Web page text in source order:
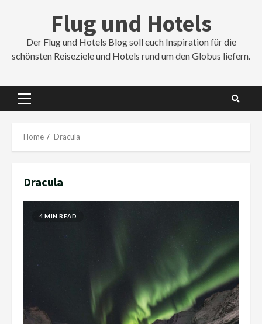
Flug und Hotels
Der Flug und Hotels Blog soll euch Inspiration für die
schönsten Reiseziele und Hotels rund um den Globus liefern.
Primary
Home Dracula
Dracula
4 MIN READ